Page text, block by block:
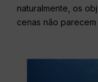
naturalmente, os
cenas não parecem